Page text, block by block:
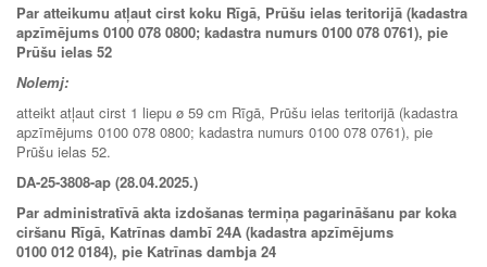
Par atteikumu atļaut cirst koku Rīgā, Prūšu ielas teritorijā (kadastra
apzīmējums 0100 078 0800; kadastra numurs 0100 078 0761), pie
Prūšu ielas 52
Nolemj:
atteikt atļaut cirst 1 liepu ø 59 cm Rīgā, Prūšu ielas teritorijā (kadastra
apzīmējums 0100 078 0800; kadastra numurs 0100 078 0761), pie
Prūšu ielas 52.
DA-25-3808-ap (28.04.2025.)
Par administratīvā akta izdošanas termiņa pagarināšanu par koka
ciršanu Rīgā, Katrīnas dambī 24A (kadastra apzīmējums
0100 012 0184), pie Katrīnas dambja 24